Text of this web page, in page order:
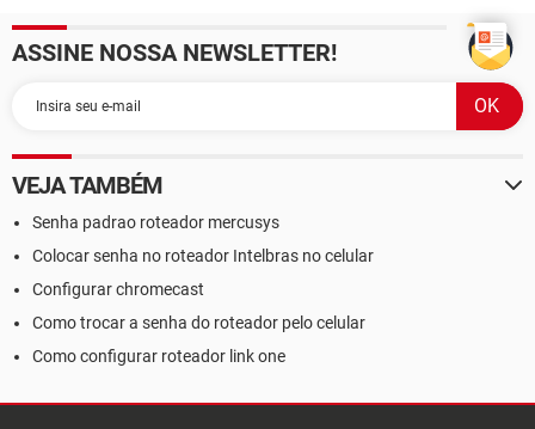
ASSINE NOSSA NEWSLETTER!
VEJA TAMBÉM
Senha padrao roteador mercusys
Colocar senha no roteador Intelbras no celular
Configurar chromecast
Como trocar a senha do roteador pelo celular
Como configurar roteador link one